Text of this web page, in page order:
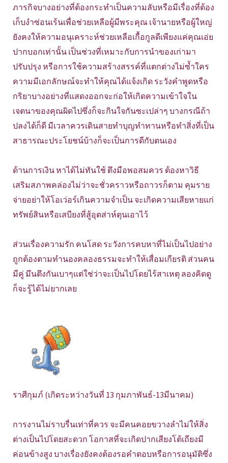
ภารกิจบางอย่างที่ต้องกระทำเป็นความลับหรือมีเรื่องที่ต้อง
เก็บงำซ่อนเร้นเพื่อช่วยเหลือผู้มีพระคุณ เจ้านายหรือผู้ใหญ่
ยังคงให้ความอนุเคราะห์ช่วยเหลือเกื้อกูลดีเพียงแค่คุณเอ่ย
ปากบอกเท่านั้น เป็นช่วงที่เหมาะกับการนำของเก่ามา
ปรับปรุง หรือการใช้ความสร้างสรรค์ที่แตกต่างไม่ซ้ำใคร
ความมีเอกลักษณ์จะทำให้คุณได้แจ้งเกิด ระวังคำพูดหรือ
กริยาบางอย่างที่แสดงออกจะก่อให้เกิดความเข้าใจใน
เจตนาของคุณผิดไปซึ่งก็จะกินใจกันซะเปล่าๆ บางกรณีถ้า
ปลงได้ก็ดี มีเวลาควรเดินสายทำบุญทำทานหรือทำสิ่งที่เป็น
สาธารณะประโยชน์บ้างก็จะเป็นการดีกับตนเอง
ด้านการเงิน หาได้ไม่ทันใช้ ตึงมือพอสมควร ต้องหาวิธี
เสริมสภาพคล่องไม่ว่าจะชั่วคราวหรือถาวรก็ตาม คุมราย
จ่ายอย่าให้โอเว่อร์เกินความจำเป็น จะเกิดความเสียหายแก่
ทรัพย์สินหรือเสบียงที่สู้อุตส่าห์ตุนเอาไว้
ส่วนเรื่องความรัก คนโสด ระวังการคบหาที่ไม่เป็นไปอย่าง
ถูกต้องตามทำนองคลองธรรมจะทำให้เสื่อมเกียรติ ส่วนคน
มีคู่ มึนตึงกันเบาๆแต่ใช่ว่าจะเป็นไปโดยไร้สาเหตุ ลองคิดดู
ก็จะรู้ได้ไม่ยากเลย
ราศีกุมภ์ (เกิดระหว่างวันที่ 13 กุมภาพันธ์-13มีนาคม)
การงานไม่ราบรื่นเท่าที่ควร จะมีคนคอยขวางลำไม่ให้สิ่ง
ต่างเป็นไปโดยสะดวก โอกาสที่จะเกิดปากเสียงโต้เถียงมี
ค่อนข้างสูง บางเรื่องยังคงต้องรอคำตอบหรือการอนุมัติซึ่ง